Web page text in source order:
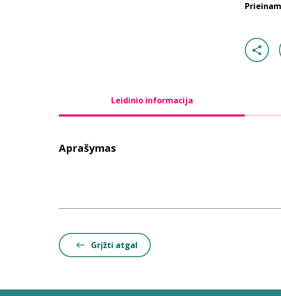
Leidinio informacija
Aprašymas
Grįžti atgal